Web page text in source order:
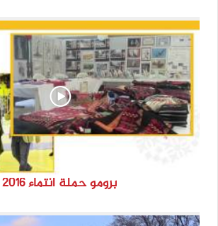
برومو حملة انتماء 2016